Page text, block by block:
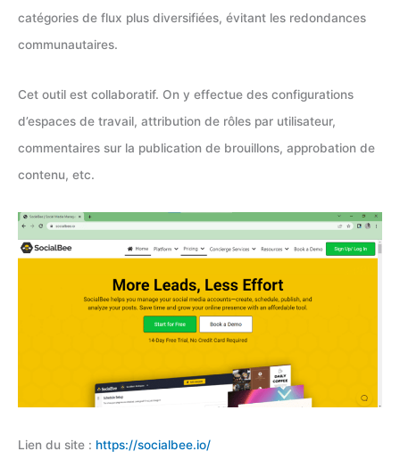
catégories de flux plus diversifiées, évitant les redondances
communautaires.
Cet outil est collaboratif. On y effectue des configurations
d’espaces de travail, attribution de rôles par utilisateur,
commentaires sur la publication de brouillons, approbation de
contenu, etc.
Lien du site : https://socialbee.io/